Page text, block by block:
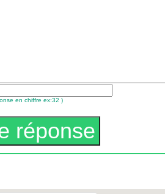
en chiffre ex:32 )